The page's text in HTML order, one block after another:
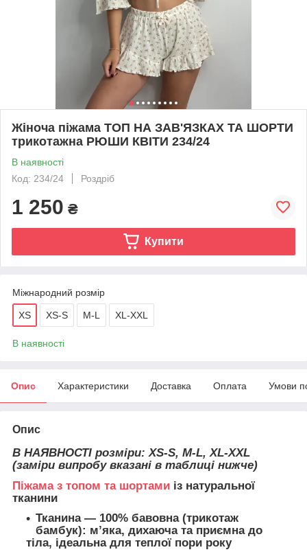
Жіноча піжама ТОП НА ЗАВ'ЯЗКАХ ТА ШОРТИ
трикотажна РЮШИ КВІТИ 234/24
В наявності
Код: 234/24
Роздріб
1 250 ₴
Купити
Міжнародний розмір
XS XS-S M-L XL-XXL
В наявності
Опис Характеристики Доставка Оплата Умови
Опис
В НАЯВНОСТІ розміри: XS-S, M-L, XL-XXL
(заміри випробу вказані в таблиці нижче)
Піжама з топом та шортами із натуральної
тканини
Тканина — 100% бавовна (трикотаж
бамбук): м’яка, дихаюча та приємна до
тіла, ідеальна для теплої пори року